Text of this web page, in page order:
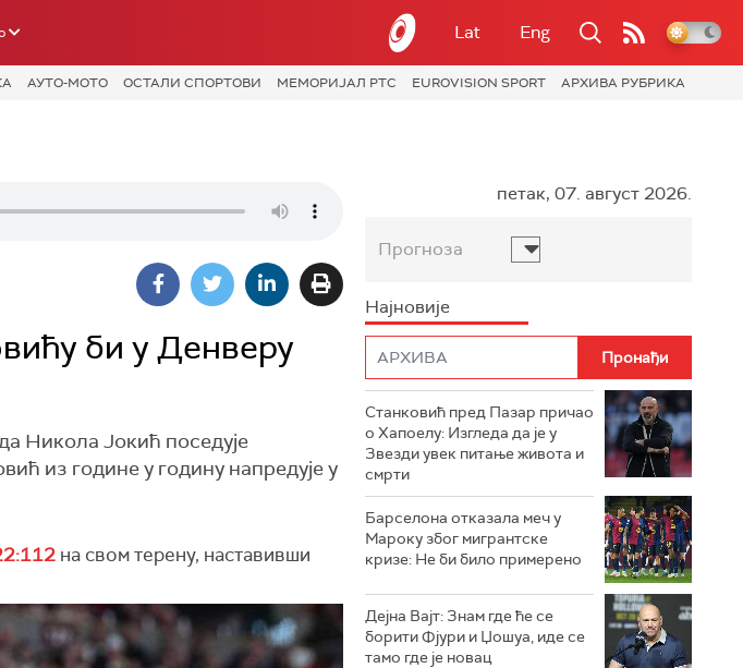
Lat Eng
АУТО-МОТО ОСТАЛИ СПОРТОВИ МЕМОРИЈАЛ РТС EUROVISION SPORT АРХИВА РУБРИКА
би у Денверу
Никола Јокић поседује
из године у годину напредује у
на свом терену, наставивши
петак, 07. август 2026.
Прогноза
Најновије
Станковић пред Пазар причао
о Хапоелу: Изгледа да је у
Звезди увек питање живота и
смрти
Барселона отказала меч у
Мароку због мигрантске
кризе: Не би било примерено
Дејна Вајт: Знам где ће се
борити Фјури и Џошуа, иде се
тамо где је новац